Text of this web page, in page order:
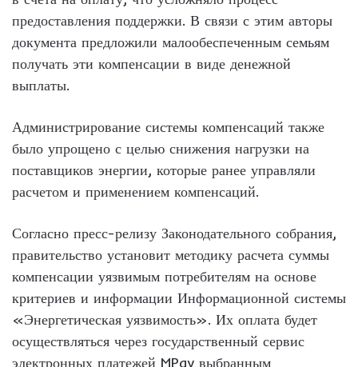
предоставления поддержки. В связи с этим авторы
документа предложили малообеспеченным семьям
получать эти компенсации в виде денежной
выплаты.
Администрирование системы компенсаций также
было упрощено с целью снижения нагрузки на
поставщиков энергии, которые ранее управляли
расчетом и применением компенсаций.
Согласно пресс-релизу Законодательного собрания,
правительство установит методику расчета суммы
компенсации уязвимым потребителям на основе
критериев и информации Информационной системы
«Энергетическая уязвимость». Их оплата будет
осуществляться через государственный сервис
электронных платежей MPay выбранным